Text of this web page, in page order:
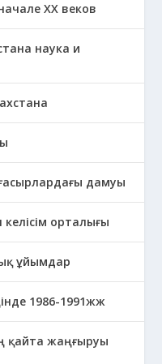
ХХ веков
наука и
дамуы
келісім орталығы
ұйымдар
1986-1991жж
қайта жаңғыруы